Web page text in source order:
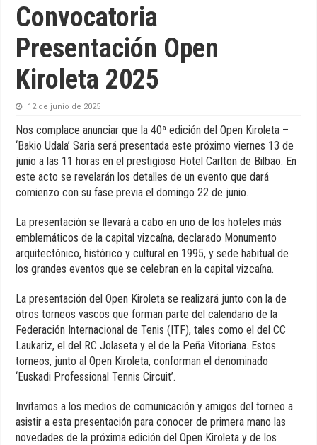
Convocatoria
Presentación Open
Kiroleta 2025
12 de junio de 2025
Nos complace anunciar que la 40ª edición del Open Kiroleta –
‘Bakio Udala’ Saria será presentada este próximo viernes 13 de
junio a las 11 horas en el prestigioso Hotel Carlton de Bilbao. En
este acto se revelarán los detalles de un evento que dará
comienzo con su fase previa el domingo 22 de junio.
La presentación se llevará a cabo en uno de los hoteles más
emblemáticos de la capital vizcaína, declarado Monumento
arquitectónico, histórico y cultural en 1995, y sede habitual de
los grandes eventos que se celebran en la capital vizcaína.
La presentación del Open Kiroleta se realizará junto con la de
otros torneos vascos que forman parte del calendario de la
Federación Internacional de Tenis (ITF), tales como el del CC
Laukariz, el del RC Jolaseta y el de la Peña Vitoriana. Estos
torneos, junto al Open Kiroleta, conforman el denominado
‘Euskadi Professional Tennis Circuit’.
Invitamos a los medios de comunicación y amigos del torneo a
asistir a esta presentación para conocer de primera mano las
novedades de la próxima edición del Open Kiroleta y de los